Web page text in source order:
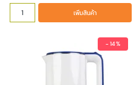
เพิ่มสินค้า
- 14 %